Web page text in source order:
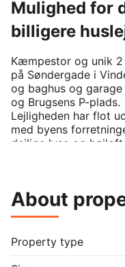
Mulighed for
billigere
Kæmpestor og unik
på Søndergade i
og baghus og
og Brugsens P-plads.
Lejligheden har flot
med byens
dejlige lyse og
NB: Der er ingen
møbler følger med
kælder undtaget) for
naboer og overboer i
About
Property type